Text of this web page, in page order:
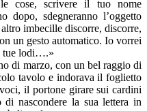
cose, scrivere il tuo nome
dopo, sdegneranno l’oggetto
imbecille discorre, discorre,
un gesto automatico. Io vorrei
tue lodi….»
di marzo, con un bel raggio di
tavolo e indorava il foglietto
il portone girare sui cardini
nascondere la sua lettera in